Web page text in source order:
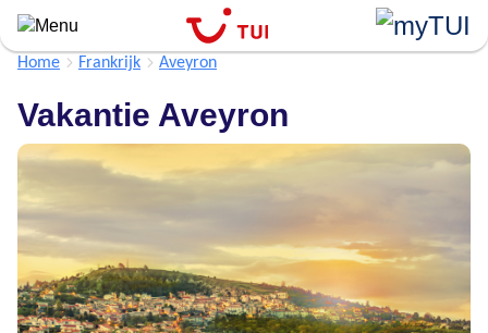
Overslaan
en
naar
algemene
inhoud
gaan
Home Frankrijk Aveyron
Vakantie Aveyron